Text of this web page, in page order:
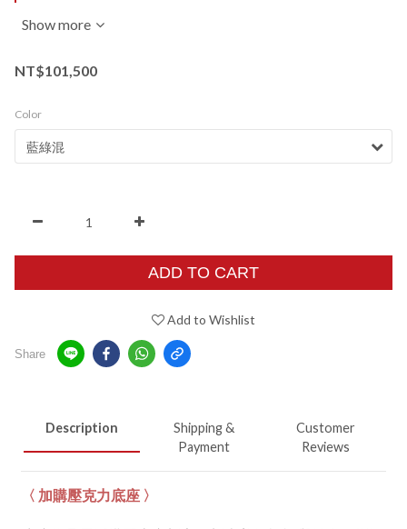
Show more
NT$101,500
Color
ADD TO CART
Add to Wishlist
Share
Description
Shipping &
Payment
Customer
Reviews
〈 加購壓克力底座 〉